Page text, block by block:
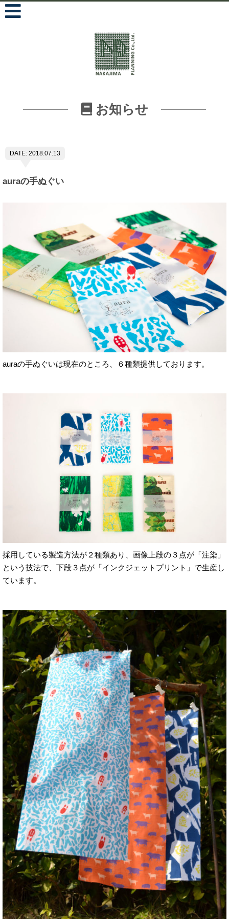
お知らせ
DATE: 2018.07.13
auraの手ぬぐい
auraの手ぬぐいは現在のところ、６種類提供しております。
採用している製造方法が２種類あり、画像上段の３点が「注染」
という技法で、下段３点が「インクジェットプリント」で生産し
ています。